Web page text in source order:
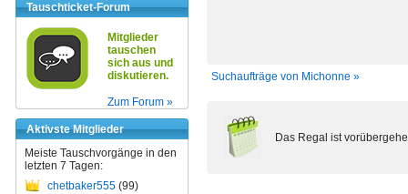
Tauschticket-Forum
Mitglieder
tauschen
sich aus und
diskutieren.
Zum Forum »
Aktivste Mitglieder
Meiste Tauschvorgänge in den
letzten 7 Tagen:
chetbaker555 (99)
Suchaufträge von Michonne »
Das Regal ist